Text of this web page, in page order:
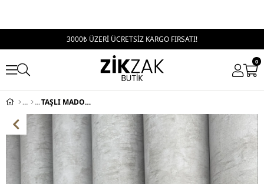
3000₺ ÜZERİ ÜCRETSİZ KARGO FIRSATI!
0
TAŞLI MADONNA YAKA UZUN SANDY ELBİSE SİYAH